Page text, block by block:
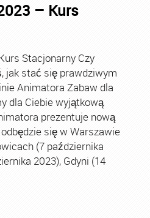
– Kurs
Stacjonarny Czy
jak stać się prawdziwym
Animatora Zabaw dla
dla Ciebie wyjątkową
prezentuje nową
się w Warszawie
(7 października
2023), Gdyni (14